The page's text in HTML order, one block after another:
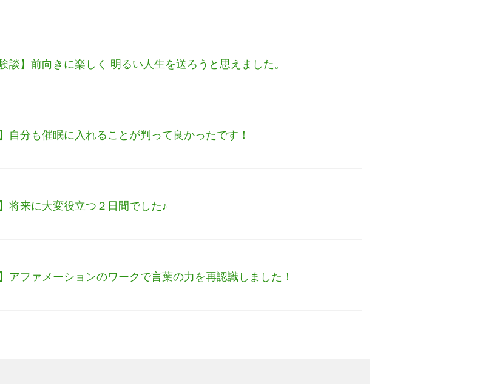
談】前向きに楽しく 明るい人生を送ろうと思えました。
自分も催眠に入れることが判って良かったです！
将来に大変役立つ２日間でした♪
アファメーションのワークで言葉の力を再認識しました！